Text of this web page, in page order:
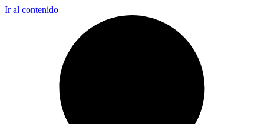
Ir al contenido